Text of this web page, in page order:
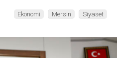
Ekonomi Mersin Siyaset